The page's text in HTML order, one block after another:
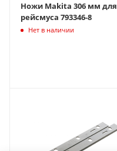
Ножи Makita 306 мм для
рейсмуса 793346-8
Нет в наличии